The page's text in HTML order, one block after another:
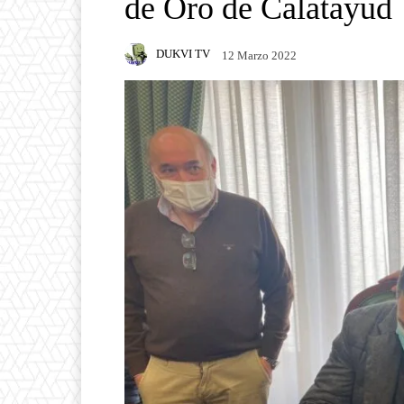
de Oro de Calatayud
DUKVI TV 12 Marzo 2022